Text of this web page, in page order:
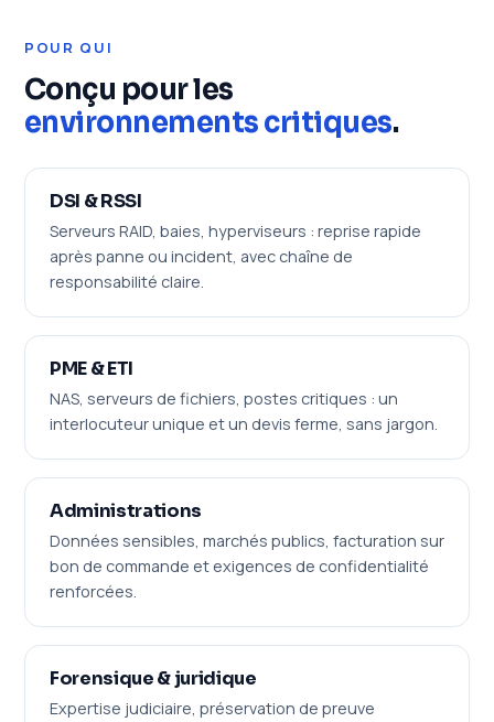
POUR QUI
Conçu pour les
environnements critiques.
DSI & RSSI
Serveurs RAID, baies, hyperviseurs : reprise rapide
après panne ou incident, avec chaîne de
responsabilité claire.
PME & ETI
NAS, serveurs de fichiers, postes critiques : un
interlocuteur unique et un devis ferme, sans jargon.
Administrations
Données sensibles, marchés publics, facturation sur
bon de commande et exigences de confidentialité
renforcées.
Forensique & juridique
Expertise judiciaire, préservation de preuve